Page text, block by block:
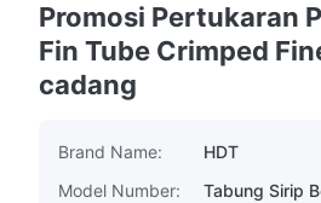
Promosi Pertukaran
Fin Tube Crimped
cadang
Brand Name:
HDT
Model Number:
Tabung Sirip